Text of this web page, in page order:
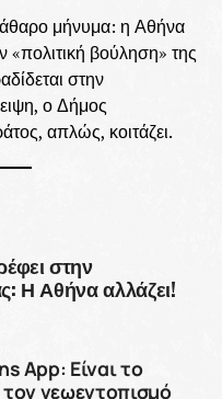
μήνυμα: η Αθήνα
«πολιτική βούληση» της
στην
ο Δήμος
απλώς, κοιτάζει.
στην
Η Αθήνα αλλάζει!
App: Είναι το
τον γεωεντοπισμό